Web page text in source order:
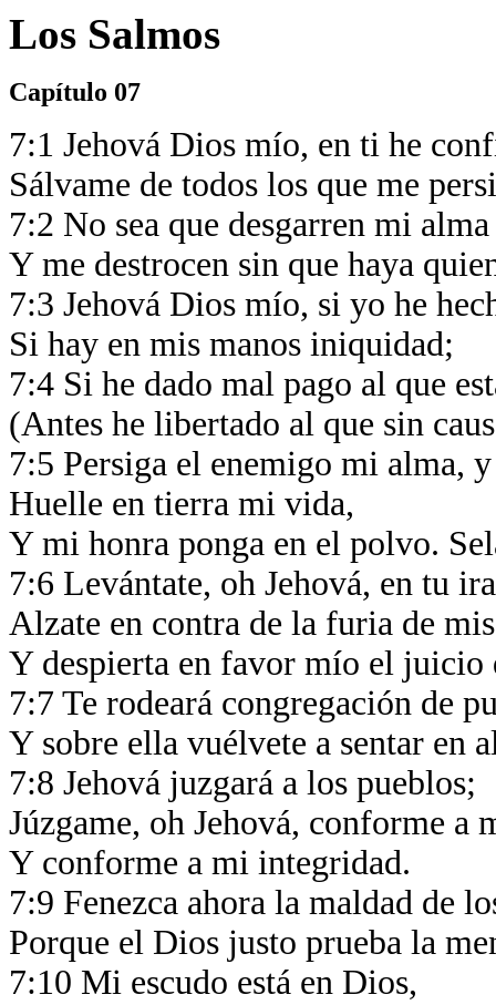
Los Salmos
Capítulo 07
7:1 Jehová Dios mío, en ti he
Sálvame de todos los que me
7:2 No sea que desgarren mi
Y me destrocen sin que haya
7:3 Jehová Dios mío, si yo he
Si hay en mis manos iniquidad;
7:4 Si he dado mal pago al que
(Antes he libertado al que sin
7:5 Persiga el enemigo mi alma,
Huelle en tierra mi vida,
Y mi honra ponga en el polvo.
7:6 Levántate, oh Jehová, en tu
Alzate en contra de la furia de
Y despierta en favor mío el juicio
7:7 Te rodeará congregación de
Y sobre ella vuélvete a sentar en
7:8 Jehová juzgará a los pueblos;
Júzgame, oh Jehová, conforme a
Y conforme a mi integridad.
7:9 Fenezca ahora la maldad de
Porque el Dios justo prueba la
7:10 Mi escudo está en Dios,